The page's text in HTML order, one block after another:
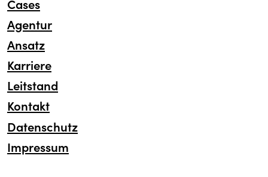
Cases
Agentur
Ansatz
Karriere
Leitstand
Kontakt
Datenschutz
Impressum